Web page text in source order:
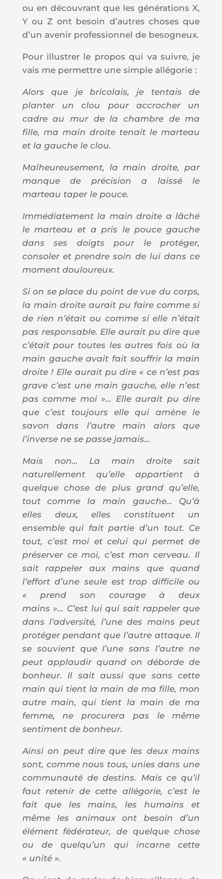
ou en découvrant que les générations X,
Y ou Z ont besoin d’autres choses que
d’un avenir professionnel de besogneux.
Pour illustrer le propos qui va suivre, je
vais me permettre une simple allégorie :
Alors que je bricolais, je tentais de
planter un clou pour accrocher un
cadre au mur de la chambre de ma
fille, ma main droite tenait le marteau
et la gauche le clou.
Malheureusement, la main droite, par
manque de précision a laissé le
marteau taper le pouce.
Immédiatement la main droite a lâché
le marteau et a pris le pouce gauche
dans ses doigts pour le protéger,
consoler et prendre soin de lui dans ce
moment douloureux.
Si on se place du point de vue du corps,
la main droite aurait pu faire comme si
de rien n’était ou comme si elle n’était
pas responsable. Elle aurait pu dire que
c’était pour toutes les autres fois où la
main gauche avait fait souffrir la main
droite ! Elle aurait pu dire « ce n’est pas
grave c’est une main gauche, elle n’est
pas comme moi »… Elle aurait pu dire
que c’est toujours elle qui amène le
savon dans l’autre main alors que
l’inverse ne se passe jamais…
Mais non… La main droite sait
naturellement qu’elle appartient à
quelque chose de plus grand qu’elle,
tout comme la main gauche… Qu’à
elles deux, elles constituent un
ensemble qui fait partie d’un tout. Ce
tout, c’est moi et celui qui permet de
préserver ce moi, c’est mon cerveau. Il
sait rappeler aux mains que quand
l’effort d’une seule est trop difficile ou
« prend son courage à deux
mains »… C’est lui qui sait rappeler que
dans l’adversité, l’une des mains peut
protéger pendant que l’autre attaque. Il
se souvient que l’une sans l’autre ne
peut applaudir quand on déborde de
bonheur. Il sait aussi que sans cette
main qui tient la main de ma fille, mon
autre main, qui tient la main de ma
femme, ne procurera pas le même
sentiment de bonheur.
Ainsi on peut dire que les deux mains
sont, comme nous tous, unies dans une
communauté de destins. Mais ce qu’il
faut retenir de cette allégorie, c’est le
fait que les mains, les humains et
même les animaux ont besoin d’un
élément fédérateur, de quelque chose
ou de quelqu’un qui incarne cette
« unité ».